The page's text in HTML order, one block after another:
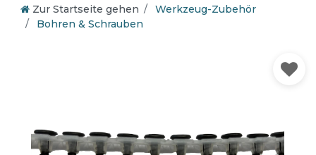
Zur Startseite gehen
Werkzeug-Zubehör
Bohren & Schrauben